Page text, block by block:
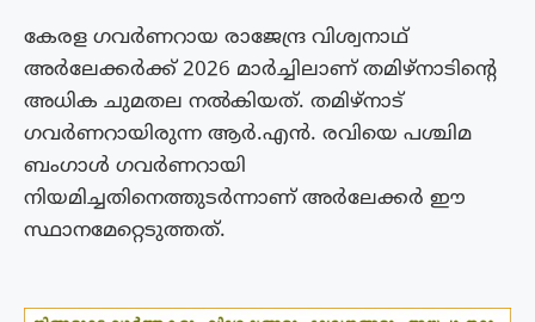
കേരള ഗവർണറായ രാജേന്ദ്ര വിശ്വനാഥ്
അർലേക്കർക്ക് 2026 മാർച്ചിലാണ് തമിഴ്‌നാടിന്റെ
അധിക ചുമതല നൽകിയത്. തമിഴ്‌നാട്
ഗവർണറായിരുന്ന ആർ.എൻ. രവിയെ പശ്ചിമ
ബംഗാൾ ഗവർണറായി
നിയമിച്ചതിനെത്തുടർന്നാണ് അർലേക്കർ ഈ
സ്ഥാനമേറ്റെടുത്തത്.